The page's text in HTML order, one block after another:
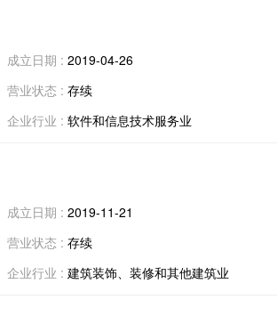
成立日期 : 2019-04-26
营业状态 : 存续
企业行业 : 软件和信息技术服务业
成立日期 : 2019-11-21
营业状态 : 存续
企业行业 : 建筑装饰、装修和其他建筑业